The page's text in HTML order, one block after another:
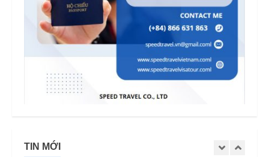
TIN MỚI